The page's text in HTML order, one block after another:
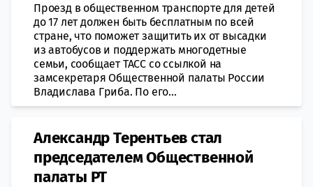
Проезд в общественном транспорте для детей
до 17 лет должен быть бесплатным по всей
стране, что поможет защитить их от высадки
из автобусов и поддержать многодетные
семьи, сообщает ТАСС со ссылкой на
замсекретаря Общественной палаты России
Владислава Гриба. По его...
Александр Терентьев стал
председателем Общественной
палаты РТ